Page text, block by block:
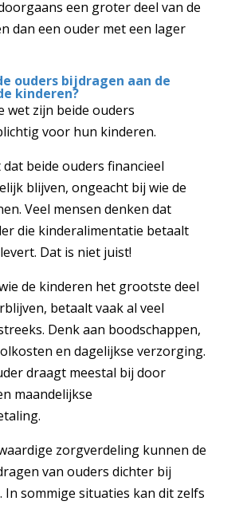
een groter deel van de
dan een ouder met een lager
ouders bijdragen aan de
kinderen?
wet zijn beide ouders
voor hun kinderen.
beide ouders financieel
blijven, ongeacht bij wie de
Veel mensen denken dat
die kinderalimentatie betaalt
Dat is niet juist!
de kinderen het grootste deel
betaalt vaak al veel
Denk aan boodschappen,
en dagelijkse verzorging.
draagt meestal bij door
maandelijkse
zorgverdeling kunnen de
van ouders dichter bij
In sommige situaties kan dit zelfs